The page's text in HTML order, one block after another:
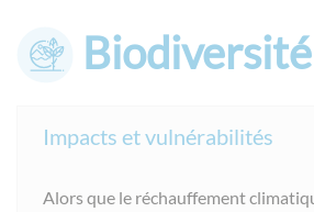
Biodiversité
Impacts et vulnérabilités
Alors que le réchauffement